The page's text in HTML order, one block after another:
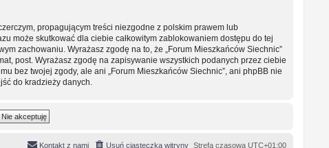
propagującym treści niezgodne z polskim prawem lub
może skutkować dla ciebie całkowitym zablokowaniem dostępu do tej
zachowaniu. Wyrażasz zgodę na to, że „Forum Mieszkańców Siechnic”
post. Wyrażasz zgodę na zapisywanie wszystkich podanych przez ciebie
bez twojej zgody, ale ani „Forum Mieszkańców Siechnic”, ani phpBB nie
do kradzieży danych.
Strefa czasowa UTC+01:00
Usuń ciasteczka witryny
Kontakt z nami